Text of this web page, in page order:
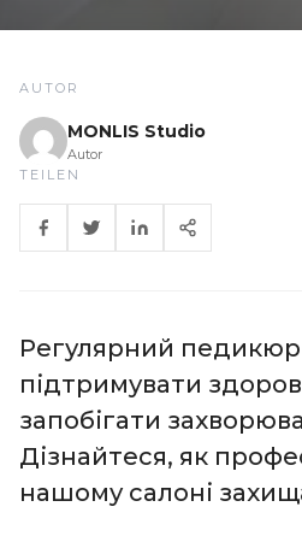
AUTOR
MONLIS Studio
Autor
TEILEN
Регулярний
підтримувати
запобігати
Дізнайтеся, як
нашому салоні